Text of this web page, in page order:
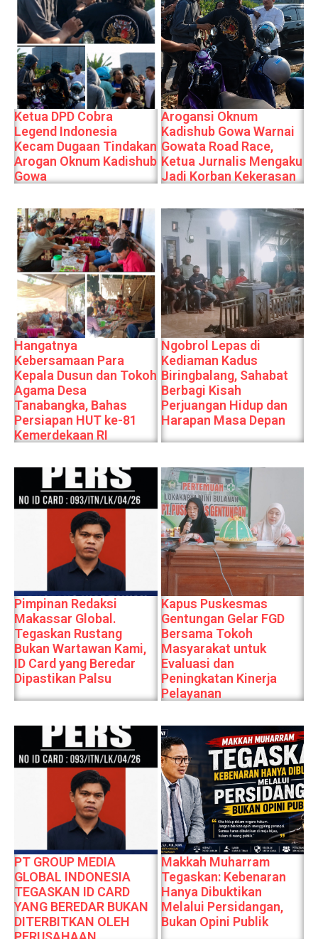
Ketua DPD Cobra
Legend Indonesia
Kecam Dugaan Tindakan
Arogan Oknum Kadishub
Gowa
Arogansi Oknum
Kadishub Gowa Warnai
Gowata Road Race,
Ketua Jurnalis Mengaku
Jadi Korban Kekerasan
Hangatnya
Kebersamaan Para
Kepala Dusun dan Tokoh
Agama Desa
Tanabangka, Bahas
Persiapan HUT ke-81
Kemerdekaan RI
Ngobrol Lepas di
Kediaman Kadus
Biringbalang, Sahabat
Berbagi Kisah
Perjuangan Hidup dan
Harapan Masa Depan
Pimpinan Redaksi
Makassar Global.
Tegaskan Rustang
Bukan Wartawan Kami,
ID Card yang Beredar
Dipastikan Palsu
Kapus Puskesmas
Gentungan Gelar FGD
Bersama Tokoh
Masyarakat untuk
Evaluasi dan
Peningkatan Kinerja
Pelayanan
PT GROUP MEDIA
GLOBAL INDONESIA
TEGASKAN ID CARD
YANG BEREDAR BUKAN
DITERBITKAN OLEH
Makkah Muharram
Tegaskan: Kebenaran
Hanya Dibuktikan
Melalui Persidangan,
Bukan Opini Publik